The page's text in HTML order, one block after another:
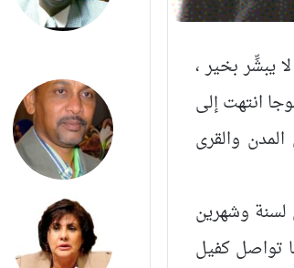
يبشِّر بخير ،
انتهت إلى
والقرى
وشهرين
ما تواصل كفيل